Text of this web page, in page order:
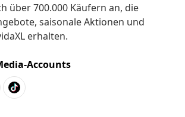
über 700.000 Käufern an, die
saisonale Aktionen und
erhalten.
Accounts